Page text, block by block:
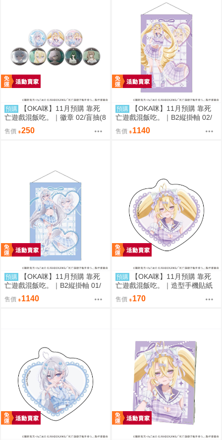
預購
【OKA咪】11月預購 靠死
亡遊戲混飯吃。｜徽章 02/盲抽(8
種)(官方&新繪插畫) 隨機一款
售價 250
預購
【OKA咪】11月預購 靠死
亡遊戲混飯吃。｜B2縦掛軸 02/
(新繪插畫) (御城)
售價 1140
預購
【OKA咪】11月預購 靠死
亡遊戲混飯吃。｜B2縦掛軸 01/
(新繪插畫) (幽鬼)
售價 1140
預購
【OKA咪】11月預購 靠死
亡遊戲混飯吃。｜造型手機貼紙
02/ (新繪插畫) (御城)
售價 170